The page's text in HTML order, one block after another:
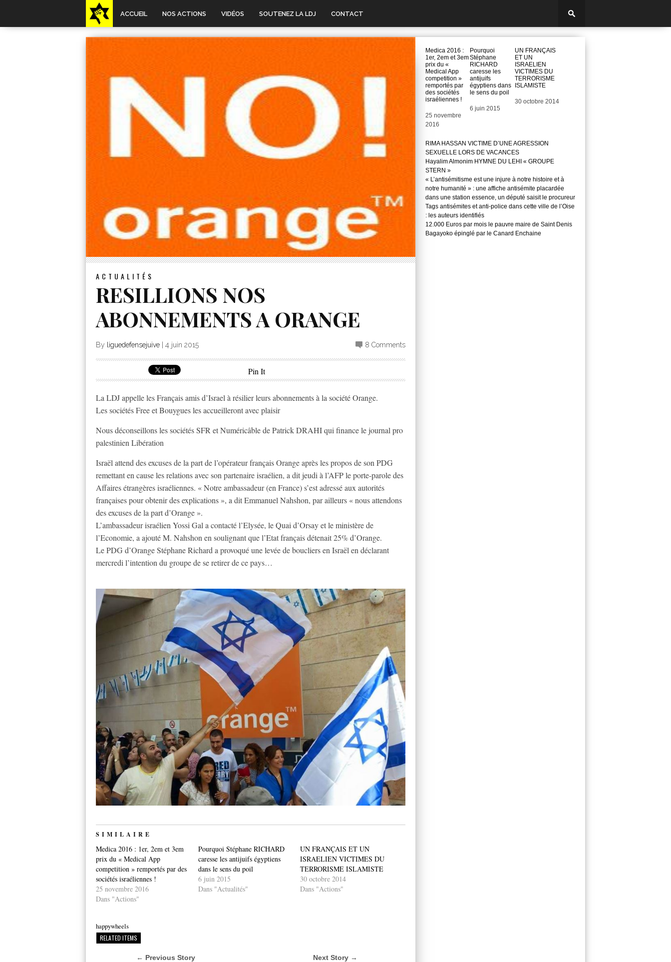
ACCUEIL NOS ACTIONS VIDÉOS SOUTENEZ LA LDJ CONTACT
ACTUALITÉS
RESILLIONS NOS
ABONNEMENTS A ORANGE
By liguedefensejuive 4 juin 2015 8 Comments
Pin It
La LDJ appelle les Français amis d’Israel à résilier leurs abonnements à la société Orange.
Les sociétés Free et Bouygues les accueilleront avec plaisir
Nous déconseillons les sociétés SFR et Numéricâble de Patrick DRAHI qui finance le journal pro
palestinien Libération
Israël attend des excuses de la part de l’opérateur français Orange après les propos de son PDG
remettant en cause les relations avec son partenaire israélien, a dit jeudi à l’AFP le porte-parole des
Affaires étrangères israéliennes. « Notre ambassadeur (en France) s’est adressé aux autorités
françaises pour obtenir des explications », a dit Emmanuel Nahshon, par ailleurs « nous attendons
des excuses de la part d’Orange ».
L’ambassadeur israélien Yossi Gal a contacté l’Elysée, le Quai d’Orsay et le ministère de
l’Economie, a ajouté M. Nahshon en soulignant que l’Etat français détenait 25% d’Orange.
Le PDG d’Orange Stéphane Richard a provoqué une levée de boucliers en Israël en déclarant
mercredi l’intention du groupe de se retirer de ce pays…
SIMILAIRE
Medica 2016 : 1er, 2em et 3em
prix du « Medical App
competition » remportés par des
sociétés israéliennes !
25 novembre 2016
Dans "Actions"
Pourquoi Stéphane RICHARD
caresse les antijuifs égyptiens
dans le sens du poil
6 juin 2015
Dans "Actualités"
UN FRANÇAIS ET UN
ISRAELIEN VICTIMES DU
TERRORISME ISLAMISTE
30 octobre 2014
Dans "Actions"
happywheels
RELATED ITEMS
← Previous Story Next Story →
Medica 2016 :
1er, 2em et 3em
prix du «
Medical App
competition »
remportés par
des sociétés
israéliennes !
Date
25 novembre
2016
Pourquoi
Stéphane
RICHARD
caresse les
antijuifs
égyptiens dans
le sens du poil
Date
6 juin 2015
UN FRANÇAIS
ET UN
ISRAELIEN
VICTIMES DU
TERRORISME
ISLAMISTE
Date
30 octobre 2014
RIMA HASSAN VICTIME D’UNE AGRESSION
SEXUELLE LORS DE VACANCES
Hayalim Almonim HYMNE DU LEHI « GROUPE
STERN »
« L’antisémitisme est une injure à notre histoire et à
notre humanité » : une affiche antisémite placardée
dans une station essence, un député saisit le procureur
Tags antisémites et anti-police dans cette ville de l’Oise
: les auteurs identifiés
12.000 Euros par mois le pauvre maire de Saint Denis
Bagayoko épinglé par le Canard Enchaine